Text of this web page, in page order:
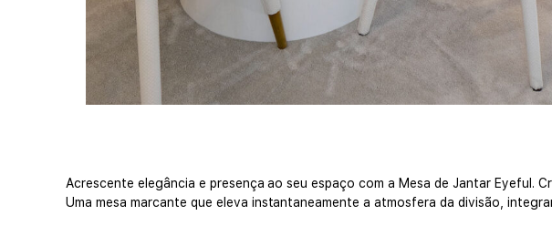
Acrescente elegância e presença ao seu espaço com a Mesa de Jantar Eyeful.
Uma mesa marcante que eleva instantaneamente a atmosfera da divisão,